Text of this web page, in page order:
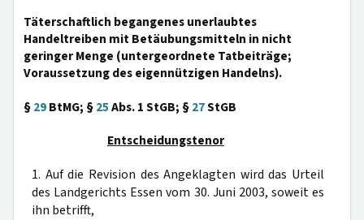
Täterschaftlich begangenes unerlaubtes
Handeltreiben mit Betäubungsmitteln in nicht
geringer Menge (untergeordnete Tatbeiträge;
Voraussetzung des eigennützigen Handelns).
§29BtMG; §25Abs. 1 StGB; §27StGB
Entscheidungstenor
1. Auf die Revision des Angeklagten wird das Urteil
des Landgerichts Essen vom 30. Juni 2003, soweit es
ihn betrifft,